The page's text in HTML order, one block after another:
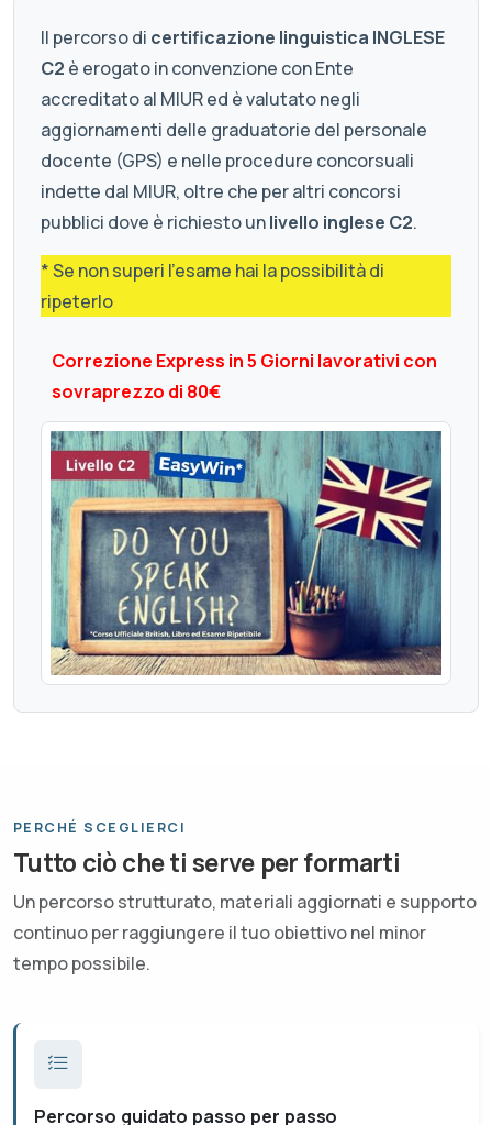
Il percorso di certificazione linguistica INGLESE
C2 è erogato in convenzione con Ente
accreditato al MIUR ed è valutato negli
aggiornamenti delle graduatorie del personale
docente (GPS) e nelle procedure concorsuali
indette dal MIUR, oltre che per altri concorsi
pubblici dove è richiesto unlivello inglese C2.
* Se non superi l'esame hai la possibilità di
ripeterlo
Correzione Express in 5 Giorni lavorativi con
sovraprezzo di 80€
PERCHÉ SCEGLIERCI
Tutto ciò che ti serve per formarti
Un percorso strutturato, materiali aggiornati e supporto
continuo per raggiungere il tuo obiettivo nel minor
tempo possibile.
Percorso guidato passo per passo